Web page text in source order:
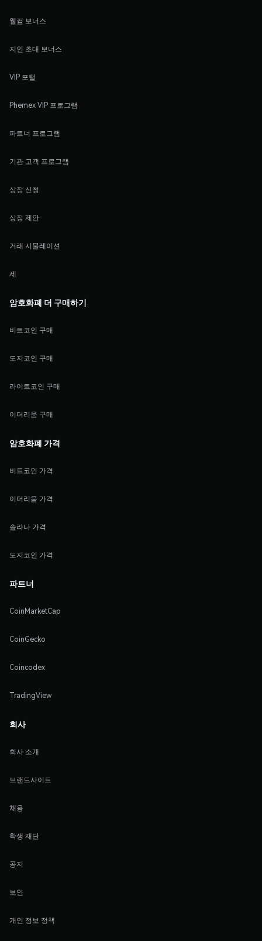
웰컴 보너스
지인 초대 보너스
VIP 포털
Phemex VIP 프로그램
파트너 프로그램
기관 고객 프로그램
상장 신청
상장 제안
거래 시물레이션
세
암호화폐 더 구매하기
비트코인 구매
도지코인 구매
라이트코인 구매
이더리움 구매
암호화폐 가격
비트코인 가격
이더리움 가격
솔라나 가격
도지코인 가격
파트너
CoinMarketCap
CoinGecko
Coincodex
TradingView
회사
회사 소개
브랜드사이트
채용
학생 재단
공지
보안
개인 정보 정책